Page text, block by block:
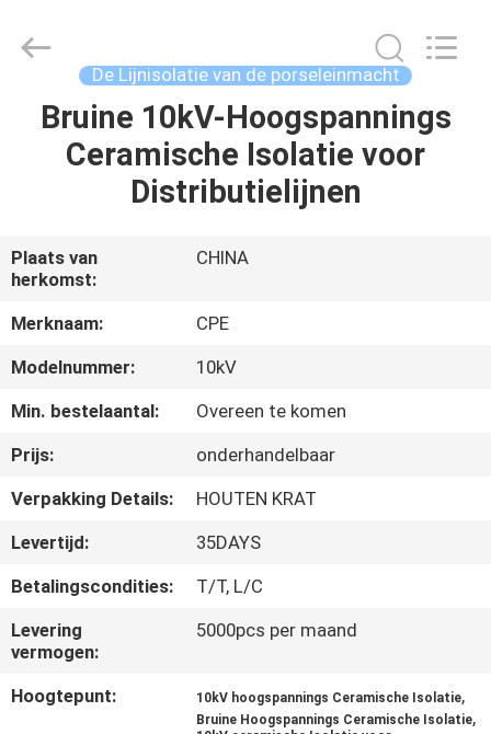
HUIS
PRODUCTEN
ONGEVEER
ONS
FABRIEKSREIS
CONTACTEER
ONS
SITEMAP
Power
Electric
Reserved.
De Lijnisolatie van de porseleinmacht
Bruine 10kV-Hoogspannings
Ceramische Isolatie voor
Distributielijnen
Plaats van
herkomst:
CHINA
Merknaam:
CPE
Modelnummer:
10kV
Min. bestelaantal:
Overeen te komen
Prijs:
onderhandelbaar
Verpakking Details:
HOUTEN KRAT
Levertijd:
35DAYS
Betalingscondities:
T/T, L/C
Levering
vermogen:
5000pcs per maand
Hoogtepunt: 10kV hoogspannings Ceramische Isolatie,
Bruine Hoogspannings Ceramische Isolatie,